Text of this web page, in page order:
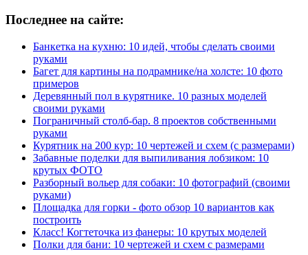
Последнее на сайте:
Банкетка на кухню: 10 идей, чтобы сделать своими
руками
Багет для картины на подрамнике/на холсте: 10 фото
примеров
Деревянный пол в курятнике. 10 разных моделей
своими руками
Пограничный столб-бар. 8 проектов собственными
руками
Курятник на 200 кур: 10 чертежей и схем (с размерами)
Забавные поделки для выпиливания лобзиком: 10
крутых ФОТО
Разборный вольер для собаки: 10 фотографий (своими
руками)
Площадка для горки - фото обзор 10 вариантов как
построить
Класс! Когтеточка из фанеры: 10 крутых моделей
Полки для бани: 10 чертежей и схем с размерами